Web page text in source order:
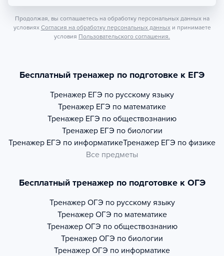
Продолжая, вы соглашаетесь на обработку персональных данных на
условиях Согласия на обработку персональных данных и принимаете
условия Пользовательского соглашения.
Бесплатный тренажер по подготовке к ЕГЭ
Тренажер ЕГЭ по русскому языку
Тренажер ЕГЭ по математике
Тренажер ЕГЭ по обществознанию
Тренажер ЕГЭ по биологии
Тренажер ЕГЭ по информатикеТренажер ЕГЭ по физике
Все предметы
Бесплатный тренажер по подготовке к ОГЭ
Тренажер ОГЭ по русскому языку
Тренажер ОГЭ по математике
Тренажер ОГЭ по обществознанию
Тренажер ОГЭ по биологии
Тренажер ОГЭ по информатике